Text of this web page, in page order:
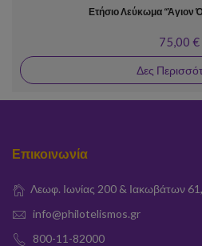
Ετήσιο Λεύκωμα “Άγιον
75,00 €
Δες
Επικοινωνία
Λεωφ. Ιωνίας 200 & Ιακωβάτων
info@philotelismos.gr
800-11-82000